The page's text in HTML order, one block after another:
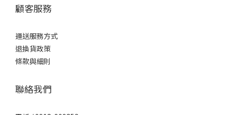
顧客服務
運送服務方式
退換貨政策
條款與細則
聯絡我們